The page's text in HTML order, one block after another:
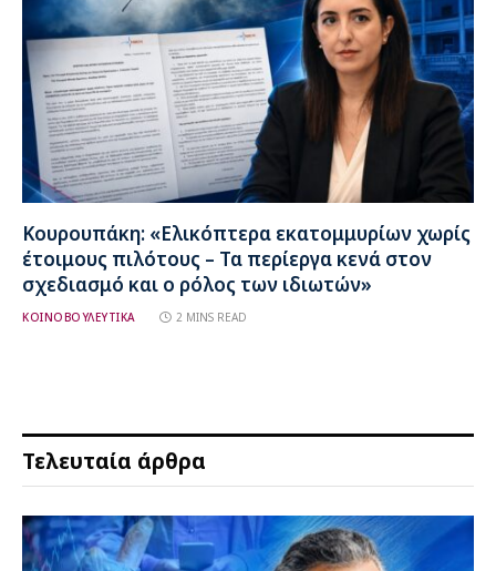
Κουρουπάκη: «Ελικόπτερα εκατομμυρίων χωρίς
έτοιμους πιλότους – Τα περίεργα κενά στον
σχεδιασμό και ο ρόλος των ιδιωτών»
ΚΟΙΝΟΒΟΥΛΕΥΤΙΚΑ 2 MINS READ
Τελευταία άρθρα